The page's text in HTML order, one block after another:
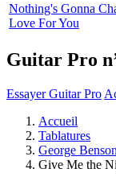
Nothing's Gonna
Love For You
Guitar Pro
Essayer Guitar Pro
Accueil
Tablatures
George Benson
Give Me the